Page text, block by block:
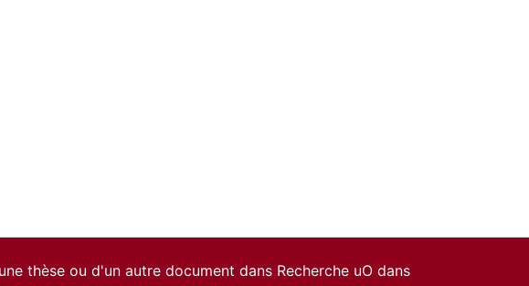
thèse ou d'un autre document dans Recherche uO dans